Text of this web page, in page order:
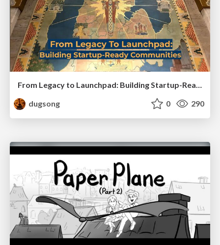
From Legacy to Launchpad: Building Startup-Ready Communities
dugsong
0 290